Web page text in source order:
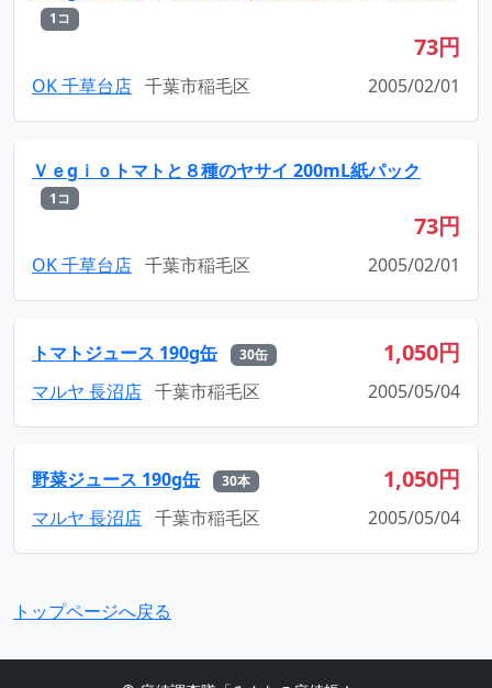
1コ
73円
OK 千草台店 千葉市稲毛区 2005/02/01
Ｖｅgｉｏトマトと８種のヤサイ 200mL紙パック
1コ
73円
OK 千草台店 千葉市稲毛区 2005/02/01
トマトジュース 190g缶 30缶 1,050円
マルヤ 長沼店 千葉市稲毛区 2005/05/04
野菜ジュース 190g缶 30本 1,050円
マルヤ 長沼店 千葉市稲毛区 2005/05/04
トップページへ戻る